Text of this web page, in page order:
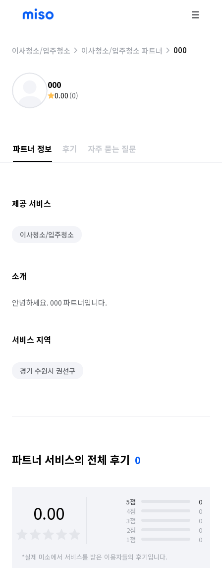
이사청소/입주청소 이사청소/입주청소 파트너 000
000
0.00 (0)
파트너 정보 후기 자주 묻는 질문
제공 서비스
이사청소/입주청소
소개
안녕하세요. 000 파트너입니다.
서비스 지역
경기 수원시 권선구
파트너 서비스의 전체 후기 0
0.00 5점
0
4점
0
3점
0
2점
0
1점
0
*실제 미소에서 서비스를 받은 이용자들의 후기입니다.